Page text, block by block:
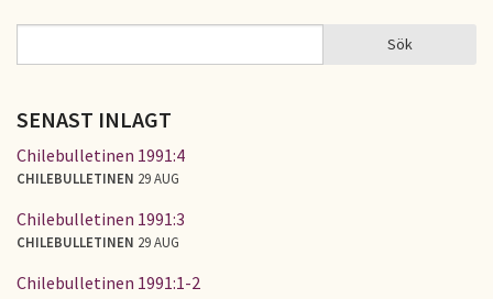
SÖKFORMULÄR Sök
SENAST INLAGT
Chilebulletinen 1991:4
CHILEBULLETINEN 29 AUG
Chilebulletinen 1991:3
CHILEBULLETINEN 29 AUG
Chilebulletinen 1991:1-2